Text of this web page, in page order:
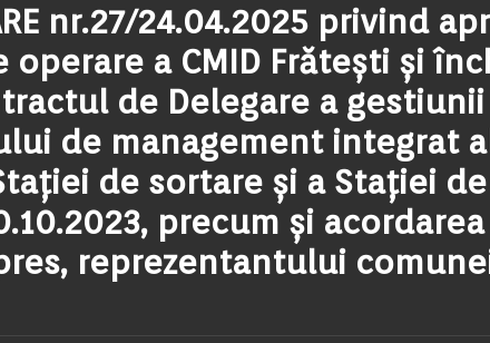
nr.27/24.04.2025 privind
a CMID Frătești și
de Delegare a
de management integrat
de sortare și a Stației de
precum și
reprezentantului